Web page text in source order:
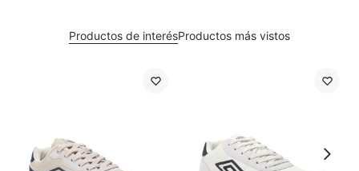
Productos de interésProductos más vistos